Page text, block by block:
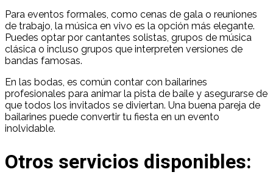
Para eventos formales, como cenas de gala o reuniones
de trabajo, la música en vivo es la opción más elegante.
Puedes optar por cantantes solistas, grupos de música
clásica o incluso grupos que interpreten versiones de
bandas famosas.
En las bodas, es común contar con bailarines
profesionales para animar la pista de baile y asegurarse de
que todos los invitados se diviertan. Una buena pareja de
bailarines puede convertir tu fiesta en un evento
inolvidable.
Otros servicios disponibles: